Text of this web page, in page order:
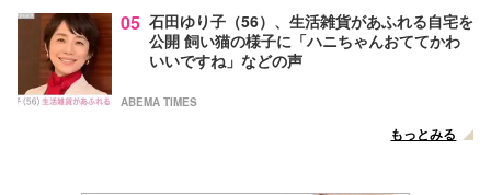
05 石田ゆり子（56）、生活雑貨があふれる自宅を
公開 飼い猫の様子に「ハニちゃんおててかわ
いいですね」などの声
ABEMA TIMES
もっとみる